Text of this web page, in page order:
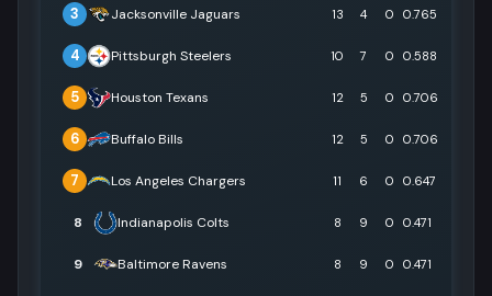
3 Jacksonville Jaguars 13 4 0 0.765
4 Pittsburgh Steelers 10 7 0 0.588
5 Houston Texans 12 5 0 0.706
6 Buffalo Bills 12 5 0 0.706
7 Los Angeles Chargers 11 6 0 0.647
8 Indianapolis Colts 8 9 0 0.471
9 Baltimore Ravens 8 9 0 0.471